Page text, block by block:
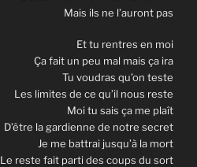
Mais ils ne l’auront pas
Et tu rentres en moi
Ça fait un peu mal mais ça ira
Tu voudras qu’on teste
Les limites de ce qu’il nous reste
Moi tu sais ça me plaît
D’être la gardienne de notre secret
Je me battrai jusqu’à la mort
Le reste fait parti des coups du sort